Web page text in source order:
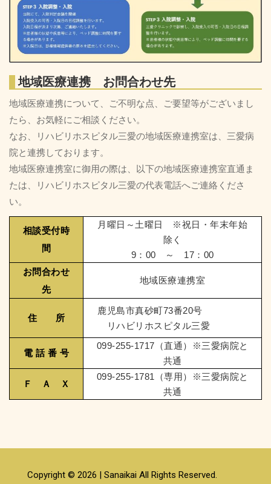
地域医療連携 お問合わせ先
地域医療連携について、ご不明な点、ご要望等がございまし
たら、お気軽にご相談ください。
なお、リハビリホスピタル三愛の地域医療連携室は、三愛病
院と連携しております。
地域医療連携室に御用の際は、以下の地域医療連携室直通ま
たは、リハビリホスピタル三愛の代表電話へご連絡くださ
い。
相談受付時
間
月曜日～土曜日 ※祝日・年末年始
除く
9：00 ～ 17：00
お問合わせ
先
地域医療連携室
住 所
鹿児島市真砂町73番20号
リハビリホスピタル三愛
電 話 番 号
099-255-1717（直通）※三愛病院と
共通
Ｆ Ａ Ｘ
099-255-1781（専用）※三愛病院と
共通
Copyright © 2026 | Sanaikai All Rights Reserved.